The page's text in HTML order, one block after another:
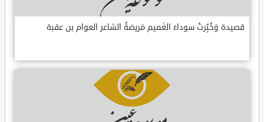
قصيدة وَخُبِّرتُ سوداءَ الغَميم مَريضةٌ الشاعر العوام بن عقبة